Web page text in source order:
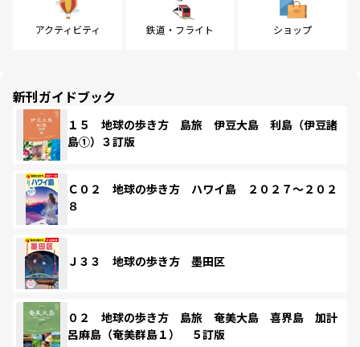
アクティビティ 鉄道・フライト ショップ
新刊ガイドブック
１５ 地球の歩き方 島旅 伊豆大島 利島（伊豆諸
島①）３訂版
Ｃ０２ 地球の歩き方 ハワイ島 ２０２７～２０２
８
Ｊ３３ 地球の歩き方 墨田区
０２ 地球の歩き方 島旅 奄美大島 喜界島 加計
呂麻島（奄美群島１） ５訂版